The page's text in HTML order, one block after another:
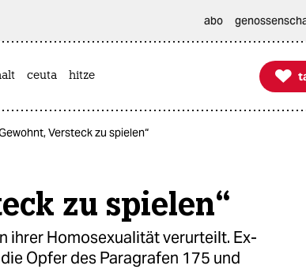
abo
ceuta hitze 
taz
Versteck zu spielen“
zu spielen“
ihrer Homosexualität verurteilt. Ex-
Opfer des Paragrafen 175 und